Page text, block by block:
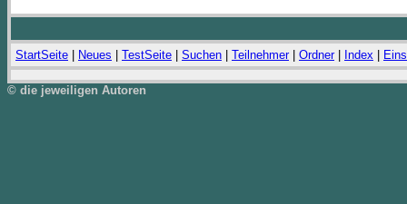
StartSeite Neues TestSeite Suchen Teilnehmer| Ordner| Index
© die jeweiligen Autoren